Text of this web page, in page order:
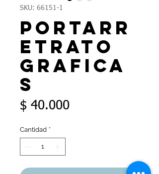
SKU: 66151-1
Portarr
etrato
grafica
s
$ 40.000Precio
Cantidad *